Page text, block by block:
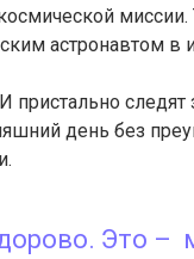
астронавтом
пристально следят
день без
Это –